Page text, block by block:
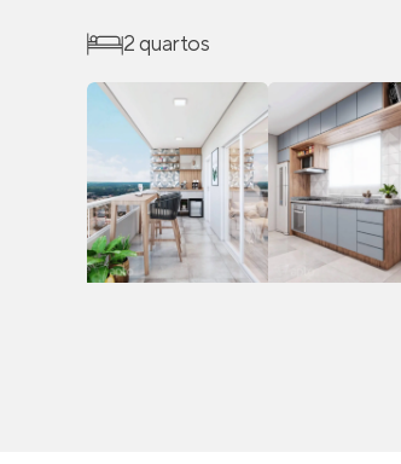
2 quartos